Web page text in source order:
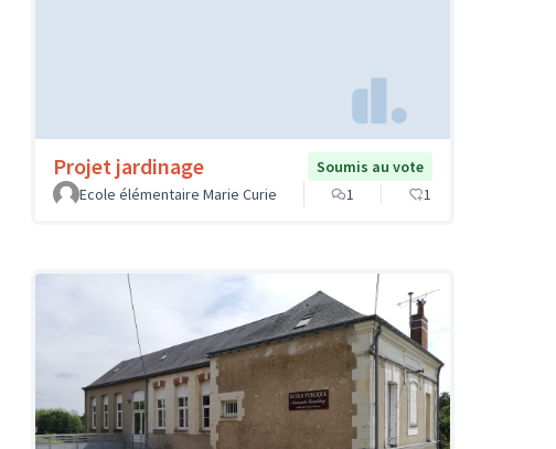
Projet jardinage
Soumis au vote
Ecole élémentaire Marie Curie
1 1